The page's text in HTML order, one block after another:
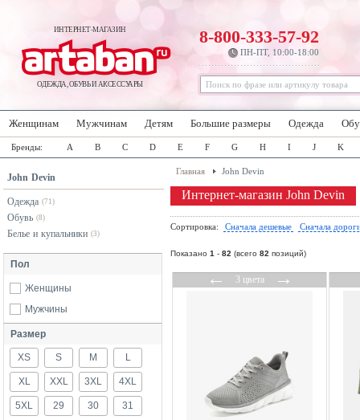
ИНТЕРНЕТ-МАГАЗИН
ОДЕЖДА, ОБУВЬ И АКСЕССУАРЫ
8-800-333-57-92
ПН-ПТ, 10:00-18:00
Женщинам Мужчинам Детям Большие размеры Одежда
Бренды: A B C D E F G H I J K
John Devin
Одежда (71)
Обувь (8)
Белье и купальники (3)
Пол
Женщины
Мужчины
Размер
XS S M L
XL XXL 3XL 4XL
5XL 29 30 31
Главная John Devin
Интернет-магазин John Devin
Сортировка: Сначала дешевые Сначала
Показано 1 - 82 (всего 82 позиций)
←3 цвета→